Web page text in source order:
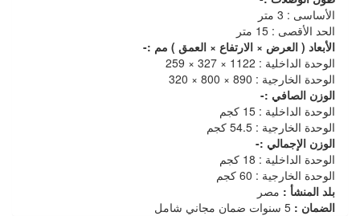
الأساسى : 3 متر
الحد الأقصى : 15 متر
الأبعاد ( العرض × الارتفاع × العمق ) مم :-
الوحدة الداخلية : 1122 × 327 × 259
الوحدة الخارجية : 890 × 800 × 320
الوزن الصافي :-
الوحدة الداخلية : 15 كجم
الوحدة الخارجية : 54.5 كجم
الوزن الإجمالي :-
الوحدة الداخلية : 18 كجم
الوحدة الخارجية : 60 كجم
بلد المنشأ : مصر
الضمان :